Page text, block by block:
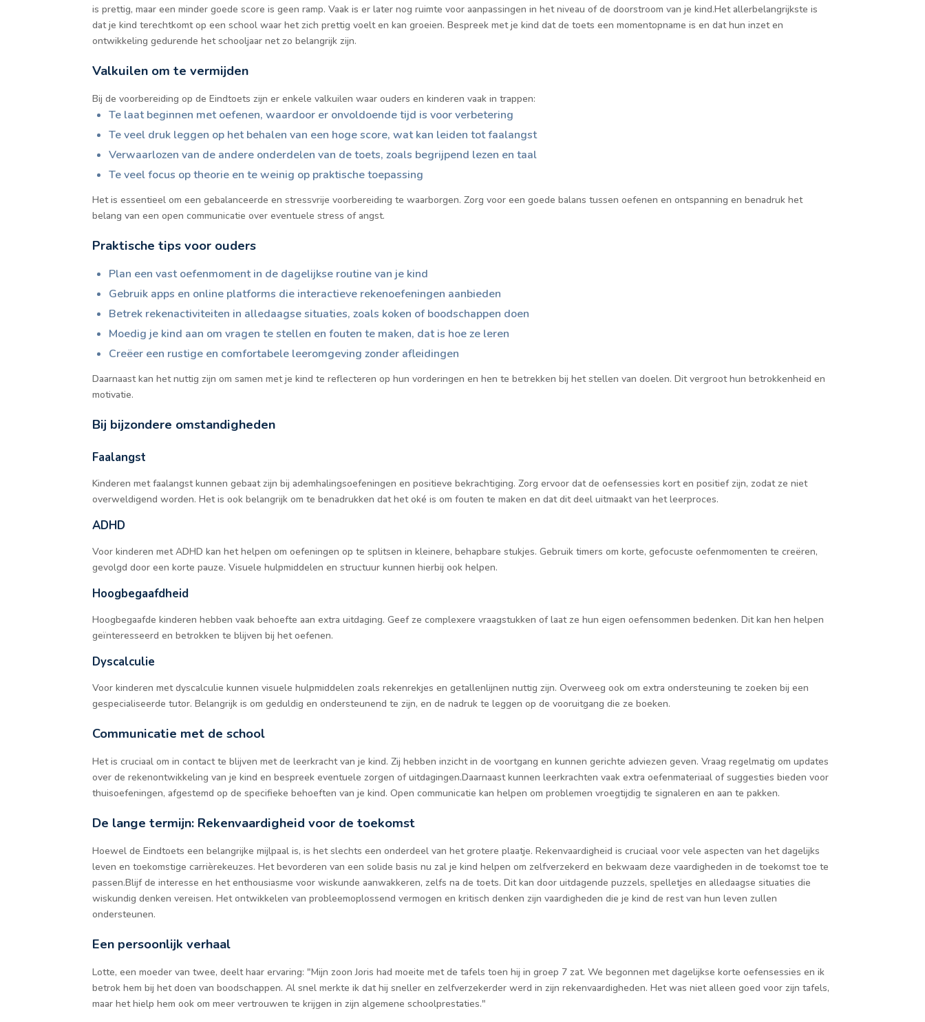
is prettig, maar een minder goede score is geen ramp. Vaak is er later nog ruimte voor aanpassingen in het niveau of de doorstroom van je kind.Het allerbelangrijkste is
dat je kind terechtkomt op een school waar het zich prettig voelt en kan groeien. Bespreek met je kind dat de toets een momentopname is en dat hun inzet en
ontwikkeling gedurende het schooljaar net zo belangrijk zijn.
Valkuilen om te vermijden
Bij de voorbereiding op de Eindtoets zijn er enkele valkuilen waar ouders en kinderen vaak in trappen:
Te laat beginnen met oefenen, waardoor er onvoldoende tijd is voor verbetering
Te veel druk leggen op het behalen van een hoge score, wat kan leiden tot faalangst
Verwaarlozen van de andere onderdelen van de toets, zoals begrijpend lezen en taal
Te veel focus op theorie en te weinig op praktische toepassing
Het is essentieel om een gebalanceerde en stressvrije voorbereiding te waarborgen. Zorg voor een goede balans tussen oefenen en ontspanning en benadruk het
belang van een open communicatie over eventuele stress of angst.
Praktische tips voor ouders
Plan een vast oefenmoment in de dagelijkse routine van je kind
Gebruik apps en online platforms die interactieve rekenoefeningen aanbieden
Betrek rekenactiviteiten in alledaagse situaties, zoals koken of boodschappen doen
Moedig je kind aan om vragen te stellen en fouten te maken, dat is hoe ze leren
Creëer een rustige en comfortabele leeromgeving zonder afleidingen
Daarnaast kan het nuttig zijn om samen met je kind te reflecteren op hun vorderingen en hen te betrekken bij het stellen van doelen. Dit vergroot hun betrokkenheid en
motivatie.
Bij bijzondere omstandigheden
Faalangst
Kinderen met faalangst kunnen gebaat zijn bij ademhalingsoefeningen en positieve bekrachtiging. Zorg ervoor dat de oefensessies kort en positief zijn, zodat ze niet
overweldigend worden. Het is ook belangrijk om te benadrukken dat het oké is om fouten te maken en dat dit deel uitmaakt van het leerproces.
ADHD
Voor kinderen met ADHD kan het helpen om oefeningen op te splitsen in kleinere, behapbare stukjes. Gebruik timers om korte, gefocuste oefenmomenten te creëren,
gevolgd door een korte pauze. Visuele hulpmiddelen en structuur kunnen hierbij ook helpen.
Hoogbegaafdheid
Hoogbegaafde kinderen hebben vaak behoefte aan extra uitdaging. Geef ze complexere vraagstukken of laat ze hun eigen oefensommen bedenken. Dit kan hen helpen
geïnteresseerd en betrokken te blijven bij het oefenen.
Dyscalculie
Voor kinderen met dyscalculie kunnen visuele hulpmiddelen zoals rekenrekjes en getallenlijnen nuttig zijn. Overweeg ook om extra ondersteuning te zoeken bij een
gespecialiseerde tutor. Belangrijk is om geduldig en ondersteunend te zijn, en de nadruk te leggen op de vooruitgang die ze boeken.
Communicatie met de school
Het is cruciaal om in contact te blijven met de leerkracht van je kind. Zij hebben inzicht in de voortgang en kunnen gerichte adviezen geven. Vraag regelmatig om updates
over de rekenontwikkeling van je kind en bespreek eventuele zorgen of uitdagingen.Daarnaast kunnen leerkrachten vaak extra oefenmateriaal of suggesties bieden voor
thuisoefeningen, afgestemd op de specifieke behoeften van je kind. Open communicatie kan helpen om problemen vroegtijdig te signaleren en aan te pakken.
De lange termijn: Rekenvaardigheid voor de toekomst
Hoewel de Eindtoets een belangrijke mijlpaal is, is het slechts een onderdeel van het grotere plaatje. Rekenvaardigheid is cruciaal voor vele aspecten van het dagelijks
leven en toekomstige carrièrekeuzes. Het bevorderen van een solide basis nu zal je kind helpen om zelfverzekerd en bekwaam deze vaardigheden in de toekomst toe te
passen.Blijf de interesse en het enthousiasme voor wiskunde aanwakkeren, zelfs na de toets. Dit kan door uitdagende puzzels, spelletjes en alledaagse situaties die
wiskundig denken vereisen. Het ontwikkelen van probleemoplossend vermogen en kritisch denken zijn vaardigheden die je kind de rest van hun leven zullen
ondersteunen.
Een persoonlijk verhaal
Lotte, een moeder van twee, deelt haar ervaring: "Mijn zoon Joris had moeite met de tafels toen hij in groep 7 zat. We begonnen met dagelijkse korte oefensessies en ik
betrok hem bij het doen van boodschappen. Al snel merkte ik dat hij sneller en zelfverzekerder werd in zijn rekenvaardigheden. Het was niet alleen goed voor zijn tafels,
maar het hielp hem ook om meer vertrouwen te krijgen in zijn algemene schoolprestaties."